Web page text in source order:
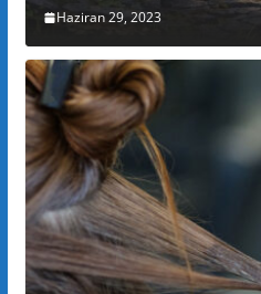
Haziran 29, 2023